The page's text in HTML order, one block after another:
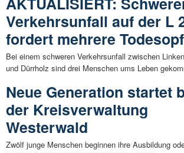
Verkehrsunfall auf der L
fordert mehrere
Bei einem schweren Verkehrsunfall zwischen
und Dürrholz sind drei Menschen ums Leben
Neue Generation startet
der Kreisverwaltung
Westerwald
Zwölf junge Menschen beginnen ihre Ausbildung